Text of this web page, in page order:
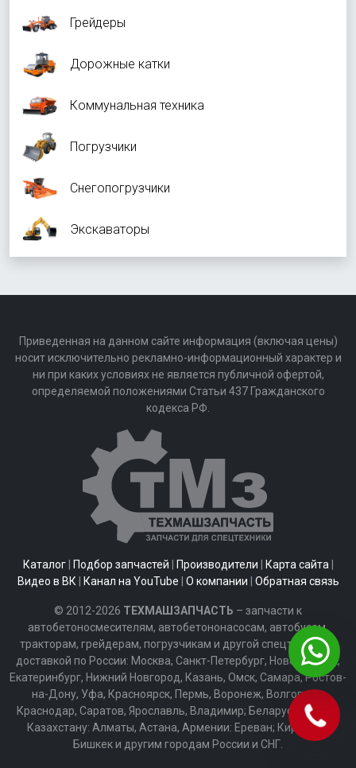
Грейдеры
Дорожные катки
Коммунальная техника
Погрузчики
Снегопогрузчики
Экскаваторы
Приведенная на данном сайте информация (включая цены)
носит исключительно рекламно-информационный характер и
ни при каких условиях не является публичной офертой,
определяемой положениями Статьи 437 Гражданского
кодекса РФ.
Каталог| Подбор запчастей Производители Карта сайта|
Видео в ВК| Канал на YouTube О компании Обратная связь
© 2012-2026 ТЕХМАШЗАПЧАСТЬ – запчасти к
автобетоносмесителям, автобетононасосам, автобусам,
тракторам, грейдерам, погрузчикам и другой спецтехнике с
доставкой по России: Москва, Санкт-Петербург, Новосибирск,
Екатеринбург, Нижний Новгород, Казань, Омск, Самара, Ростов-
на-Дону, Уфа, Красноярск, Пермь, Воронеж, Волгоград,
Краснодар, Саратов, Ярославль, Владимир; Беларуси: Минск;
Казахстану: Алматы, Астана, Армении: Ереван; Киргизии:
Бишкек и другим городам России и СНГ.